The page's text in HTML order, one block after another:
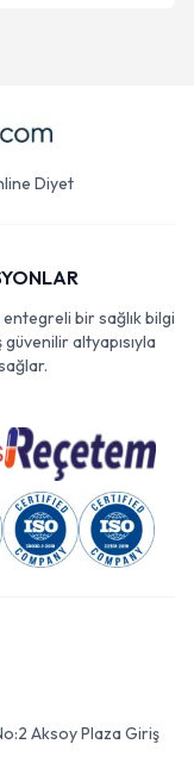
Diyet
entegreli bir sağlık bilgi
altyapısıyla
Aksoy Plaza Giriş